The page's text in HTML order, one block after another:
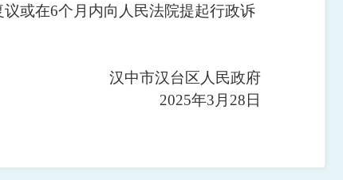
议或在6个月内向人民法院提起行政诉
汉中市汉台区人民政府
2025年3 月 28 日